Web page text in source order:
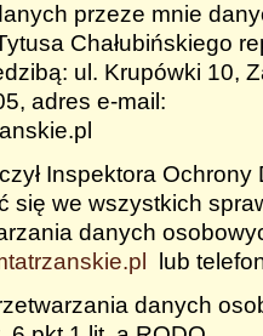
przeze mnie
Chałubińskiego
ul. Krupówki 10,
, adres e-mail:
Inspektora Ochrony
się we wszystkich
danych
lub
danych